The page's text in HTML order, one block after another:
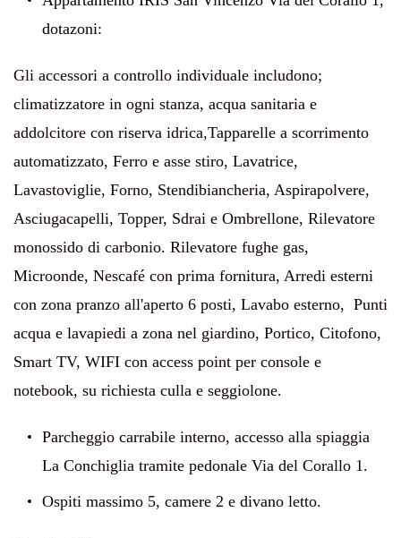
dotazoni:
Gli accessori a controllo individuale includono;
climatizzatore in ogni stanza, acqua sanitaria e
addolcitore con riserva idrica,Tapparelle a scorrimento
automatizzato, Ferro e asse stiro, Lavatrice,
Lavastoviglie, Forno, Stendibiancheria, Aspirapolvere,
Asciugacapelli, Topper, Sdrai e Ombrellone, Rilevatore
monossido di carbonio. Rilevatore fughe gas,
Microonde, Nescafé con prima fornitura, Arredi esterni
con zona pranzo all'aperto 6 posti, Lavabo esterno, Punti
acqua e lavapiedi a zona nel giardino, Portico, Citofono,
Smart TV, WIFI con access point per console e
notebook, su richiesta culla e seggiolone.
Parcheggio carrabile interno, accesso alla spiaggia
La Conchiglia tramite pedonale Via del Corallo 1.
Ospiti massimo 5, camere 2 e divano letto.